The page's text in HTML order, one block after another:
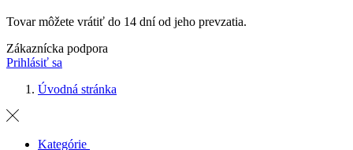
Tovar môžete vrátiť do 14 dní od jeho prevzatia.
Zákaznícka podpora
Prihlásiť sa
Úvodná stránka
Kategórie